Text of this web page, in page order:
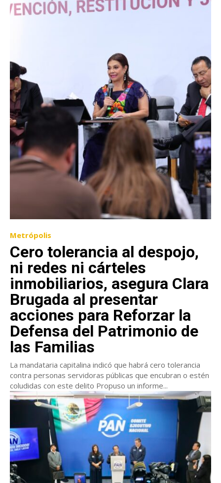
Metrópolis
Cero tolerancia al despojo,
ni redes ni cárteles
inmobiliarios, asegura Clara
Brugada al presentar
acciones para Reforzar la
Defensa del Patrimonio de
las Familias
La mandataria capitalina indicó que habrá cero tolerancia
contra personas servidoras públicas que encubran o estén
coludidas con este delito Propuso un informe...